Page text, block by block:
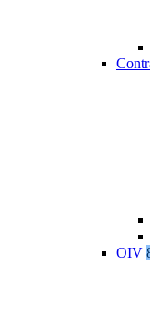
OIV